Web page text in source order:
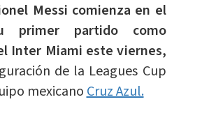
Messi comienza en el
primer partido como
Inter Miami este viernes,
de la Leagues Cup
mexicanoCruz Azul.